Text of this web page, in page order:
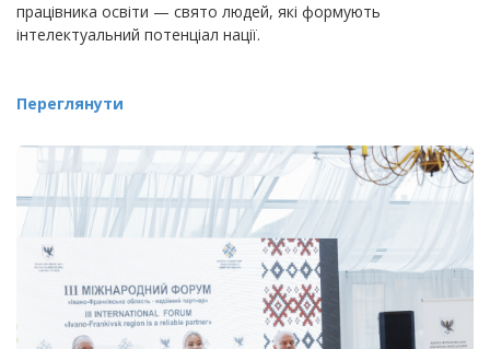
працівника освіти — свято людей, які формують
інтелектуальний потенціал нації.
Переглянути